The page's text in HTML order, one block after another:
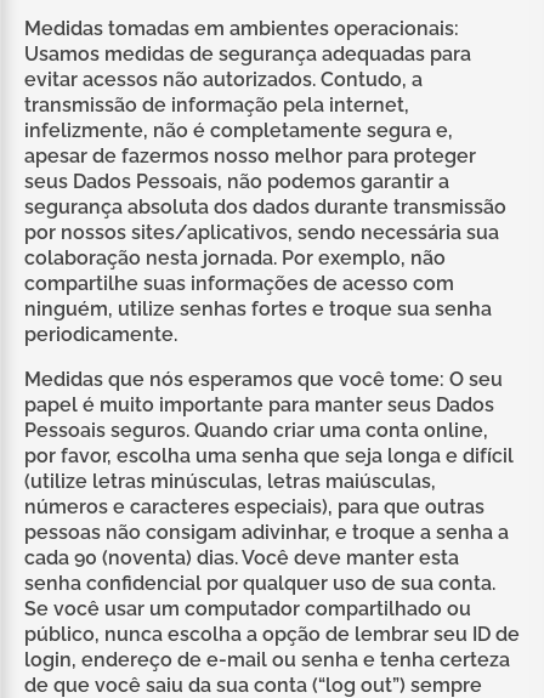
Medidas tomadas em ambientes operacionais:
Usamos medidas de segurança adequadas para
evitar acessos não autorizados. Contudo, a
transmissão de informação pela internet,
infelizmente, não é completamente segura e,
apesar de fazermos nosso melhor para proteger
seus Dados Pessoais, não podemos garantir a
segurança absoluta dos dados durante transmissão
por nossos sites/aplicativos, sendo necessária sua
colaboração nesta jornada. Por exemplo, não
compartilhe suas informações de acesso com
ninguém, utilize senhas fortes e troque sua senha
periodicamente.
Medidas que nós esperamos que você tome: O seu
papel é muito importante para manter seus Dados
Pessoais seguros. Quando criar uma conta online,
por favor, escolha uma senha que seja longa e difícil
(utilize letras minúsculas, letras maiúsculas,
números e caracteres especiais), para que outras
pessoas não consigam adivinhar, e troque a senha a
cada 90 (noventa) dias. Você deve manter esta
senha confidencial por qualquer uso de sua conta.
Se você usar um computador compartilhado ou
público, nunca escolha a opção de lembrar seu ID de
login, endereço de e-mail ou senha e tenha certeza
de que você saiu da sua conta (“log out”) sempre